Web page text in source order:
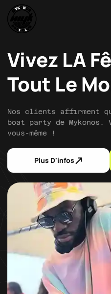
Vivez LA
Tout Le
Nos clients affirment
boat party de Mykonos.
vous-même !
Plus D'infos